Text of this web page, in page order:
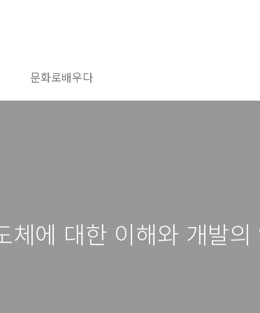
문화로배우다
체에 대한 이해와 개발의